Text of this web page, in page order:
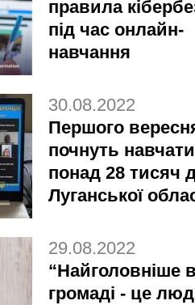
правила
під час онлайн-
навчання
30.08.2022
Першого
почнуть
понад 28 тисяч
Луганської
29.08.2022
“Найголовніше
громаді - це